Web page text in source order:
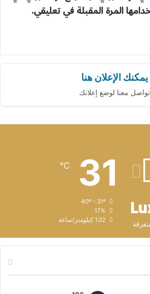
المرة المقبلة في تعليقي.
يمكنك الإعلان هنا
تواصل معنا لوضع إعلانك
31
℃
17%
1.02 كيلومتر/ساعة